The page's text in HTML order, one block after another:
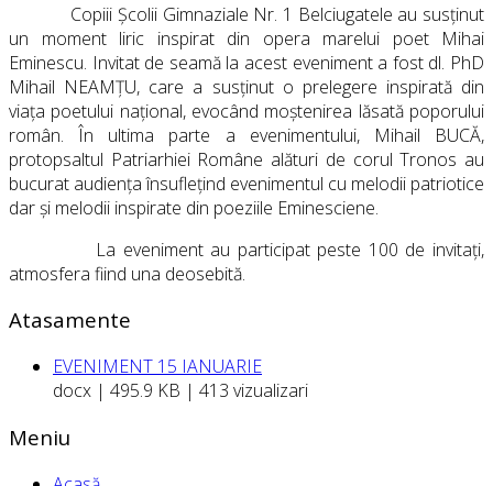
Copiii Școlii Gimnaziale Nr. 1 Belciugatele au susținut
un moment liric inspirat din opera marelui poet Mihai
Eminescu. Invitat de seamă la acest eveniment a fost dl. PhD
Mihail NEAMȚU, care a susținut o prelegere inspirată din
viața poetului național, evocând moștenirea lăsată poporului
român. În ultima parte a evenimentului, Mihail BUCĂ,
protopsaltul Patriarhiei Române alături de corul Tronos au
bucurat audiența însuflețind evenimentul cu melodii patriotice
dar și melodii inspirate din poeziile Eminesciene.
La eveniment au participat peste 100 de invitați,
atmosfera fiind una deosebită.
Atasamente
EVENIMENT 15 IANUARIE
docx | 495.9 KB | 413 vizualizari
Meniu